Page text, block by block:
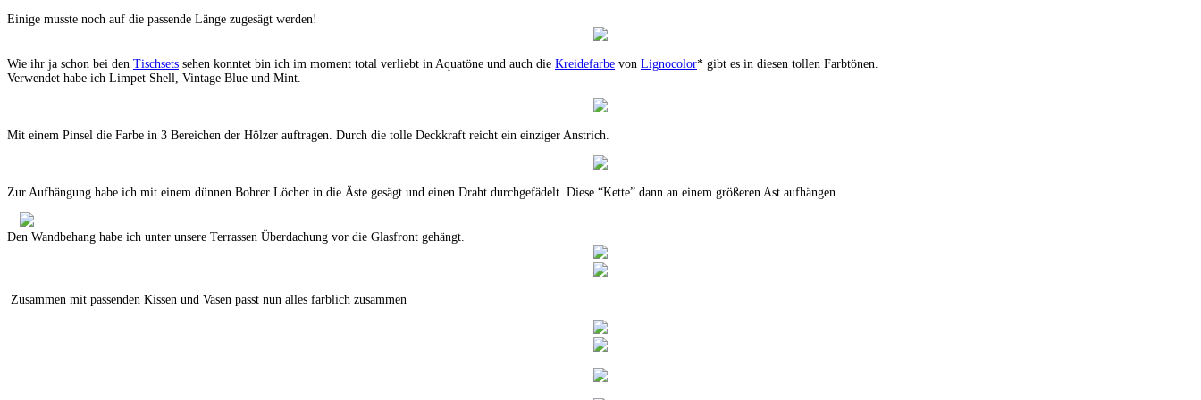
Einige musste noch auf die passende Länge zugesägt werden!
Wie ihr ja schon bei den Tischsets sehen konntet bin ich im moment total verliebt in Aquatöne und auch die Kreidefarbe von Lignocolor* gibt es in diesen tollen Farbtönen.
Verwendet habe ich Limpet Shell, Vintage Blue und Mint.
Mit einem Pinsel die Farbe in 3 Bereichen der Hölzer auftragen. Durch die tolle Deckkraft reicht ein einziger Anstrich.
Zur Aufhängung habe ich mit einem dünnen Bohrer Löcher in die Äste gesägt und einen Draht durchgefädelt. Diese “Kette” dann an einem größeren Ast aufhängen.
Den Wandbehang habe ich unter unsere Terrassen Überdachung vor die Glasfront gehängt.
Zusammen mit passenden Kissen und Vasen passt nun alles farblich zusammen